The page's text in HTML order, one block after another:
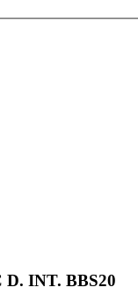
INT. BBS20